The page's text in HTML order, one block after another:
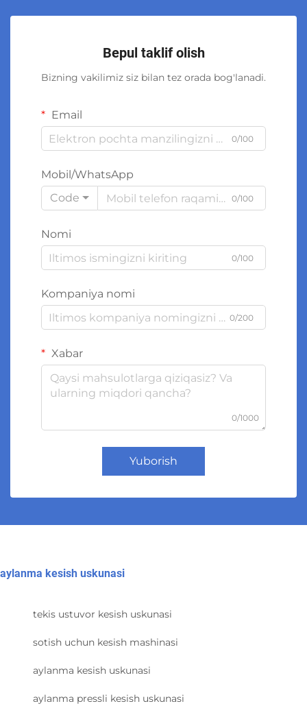
Bepul taklif olish
Bizning vakilimiz siz bilan tez orada bog'lanadi.
Email
0/100
Mobil/WhatsApp
Code
0/100
Nomi
0/100
Kompaniya nomi
0/200
Xabar
0/1000
Yuborish
aylanma kesish uskunasi
tekis ustuvor kesish uskunasi
sotish uchun kesish mashinasi
aylanma kesish uskunasi
aylanma pressli kesish uskunasi